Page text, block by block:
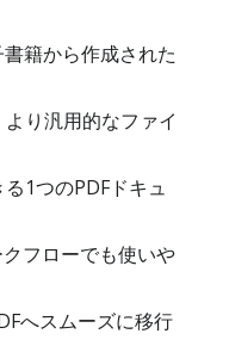
籍から作成された
り汎用的なファイ
1つのPDFドキュ
フローでも使いや
へスムーズに移行